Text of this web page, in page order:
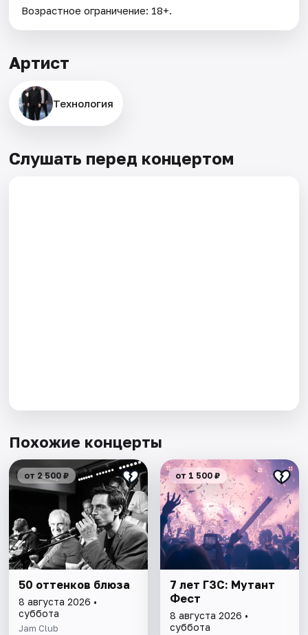
Возрастное ограничение: 18+.
Артист
Технология
Слушать перед концертом
Похожие концерты
от 2 500 ₽
50 оттенков блюза
8 августа 2026 •
суббота
Jam Club
от 1 500 ₽
7 лет ГЗС: Мутант
Фест
8 августа 2026 •
суббота